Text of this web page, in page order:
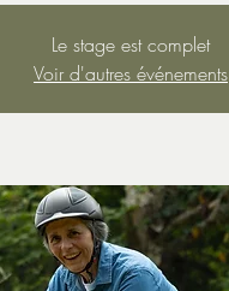
Le stage est complet
Voir d'autres événements